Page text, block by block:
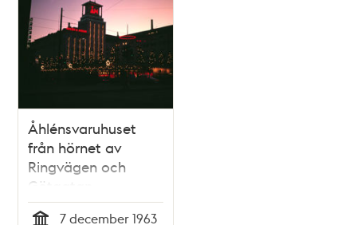
Åhlénsvaruhuset
från hörnet av
Ringvägen och
Götgatan.
Skymningsbild
7 december 1963